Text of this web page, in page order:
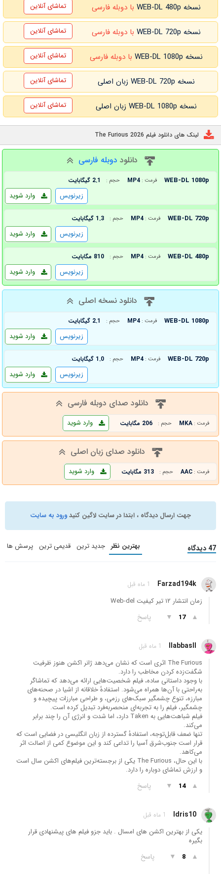
نسخه WEB-DL 480p با دوبله فارسی تماشای آنلاین
نسخه WEB-DL 720p با دوبله فارسی تماشای آنلاین
نسخه WEB-DL 1080p با دوبله فارسی تماشای آنلاین
نسخه WEB-DL 720p زبان اصلی تماشای آنلاین
نسخه WEB-DL 1080p زبان اصلی تماشای آنلاین
لینک های دانلود فیلم The Furious 2026
دانلود دوبله فارسی
WEB-DL 1080p فرمت : MP4 حجم : 2.1 گیگابایت
وارد شوید زیرنویس
WEB-DL 720p فرمت : MP4 حجم : 1.3 گیگابایت
وارد شوید زیرنویس
WEB-DL 480p فرمت : MP4 حجم : 810 مگابایت
وارد شوید زیرنویس
دانلود نسخه اصلی
WEB-DL 1080p فرمت : MP4 حجم : 2.1 گیگابایت
وارد شوید زیرنویس
WEB-DL 720p فرمت : MP4 حجم : 1.0 گیگابایت
وارد شوید زیرنویس
دانلود صدای دوبله فارسی
فرمت : MKA حجم : 206 مگابایت وارد شوید
دانلود صدای زبان اصلی
فرمت : AAC حجم : 313 مگابایت وارد شوید
جهت ارسال دیدگاه ، ابتدا در سایت لاگین کنیدورود به سایت
47 دیدگاه بهترین نظر جدید ترین قدیمی ترین پرسش ها
Farzad194k 1 ماه قبل
زمان انتشار ۱۲ تیر کیفیت Web-del
▲
17
▼ پاسخ
llabbasll 1 ماه قبل
The Furious اثری است که نشان می‌دهد ژانر اکشن هنوز ظرفیت
شگفت‌زده کردن مخاطب را دارد.
با وجود داستانی ساده، فیلم شخصیت‌هایی ارائه می‌دهد که تماشاگر
به‌راحتی با آن‌ها همراه می‌شود. استفادهٔ خلاقانه از اشیا در صحنه‌های
مبارزه، تنوع چشمگیر سبک‌های رزمی، و طراحی مبارزات پیچیده و
چشمگیر، فیلم را به تجربه‌ای منحصربه‌فرد تبدیل کرده است.
فیلم شباهت‌هایی به Taken دارد، اما شدت و انرژی آن را چند برابر
می‌کند.
تنها ضعف قابل‌توجه، استفادهٔ گسترده از زبان انگلیسی در فضایی است که
قرار است جنوب‌شرق آسیا را تداعی کند و این موضوع کمی از اصالت اثر
می‌کاهد.
با این حال، The Furious یکی از برجسته‌ترین فیلم‌های اکشن سال است
و ارزش تماشای دوباره را دارد.
▲
14
▼ پاسخ
Idris10 1 ماه قبل
یکی از بهترین اکشن های امسال . باید جزو فیلم های پیشنهادی قرار
بگیره
▲
8
▼ پاسخ